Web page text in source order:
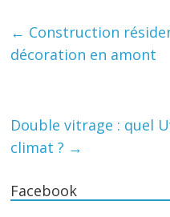
← Construction
décoration en amont
Double vitrage : quel
climat ? →
Facebook